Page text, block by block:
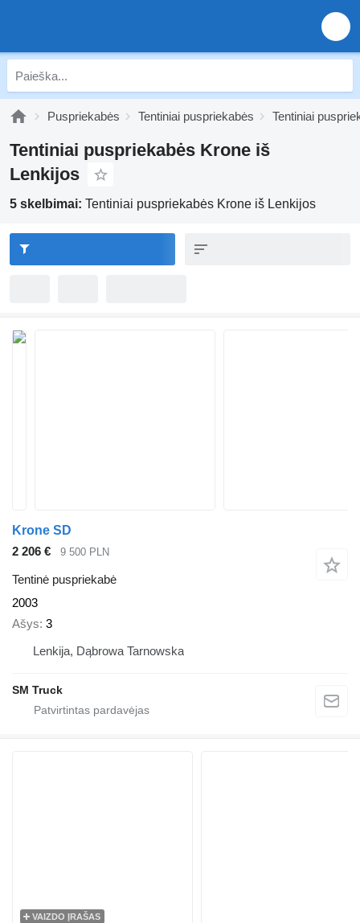
Puspriekabės Tentiniai puspriekabės Tentiniai
Tentiniai puspriekabės Krone iš
Lenkijos
5 skelbimai: Tentiniai puspriekabės Krone iš Lenkijos
Krone SD
2 206 €
9 500 PLN
Tentinė puspriekabė
2003
Ašys 3
Lenkija, Dąbrowa Tarnowska
SM Truck
VAIZDO ĮRAŠAS